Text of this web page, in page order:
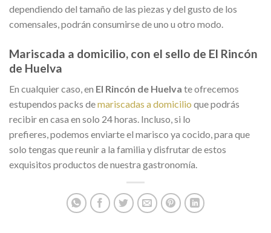
dependiendo del tamaño de las piezas y del gusto de los
comensales, podrán consumirse de uno u otro modo.
Mariscada a domicilio, con el sello de El Rincón
de Huelva
En cualquier caso, en El Rincón de Huelva te ofrecemos
estupendos packs demariscadas a domicilio que podrás
recibir en casa en solo 24 horas. Incluso, si lo
prefieres, podemos enviarte el marisco ya cocido, para que
solo tengas que reunir a la familia y disfrutar de estos
exquisitos productos de nuestra gastronomía.